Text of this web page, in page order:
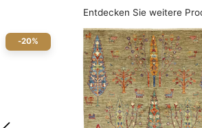
Entdecken Sie weitere
-20%